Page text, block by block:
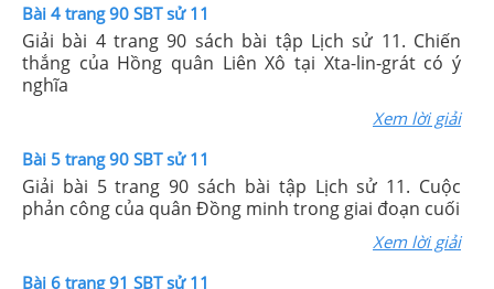
Bài 4 trang 90 SBT sử 11
Giải bài 4 trang 90 sách bài tập Lịch sử 11. Chiến
thắng của Hồng quân Liên Xô tại Xta-lin-grát có ý
nghĩa
Xem lời giải
Bài 5 trang 90 SBT sử 11
Giải bài 5 trang 90 sách bài tập Lịch sử 11. Cuộc
phản công của quân Đồng minh trong giai đoạn cuối
Xem lời giải
Bài 6 trang 91 SBT sử 11